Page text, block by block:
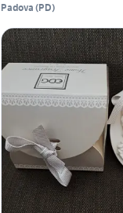
Padova (PD)